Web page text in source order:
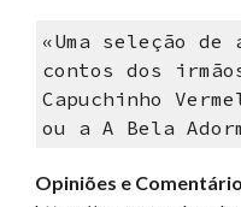
«Uma seleção
contos dos
Capuchinho
ou a A Bela
Opiniões e